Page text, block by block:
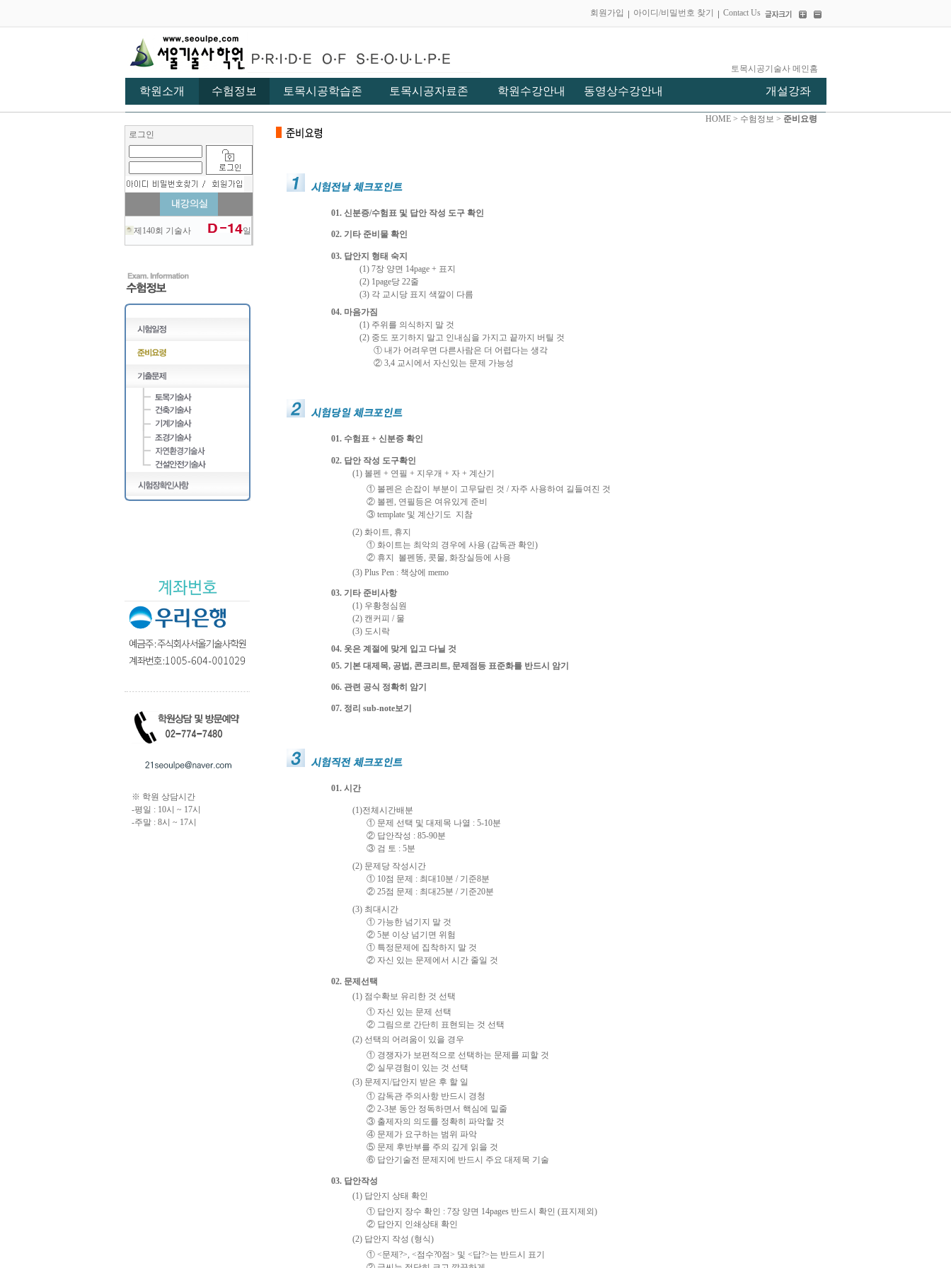
회원가입 아이디/비밀번호 찾기 Contact Us
토목시공기술사 메인홈
학원소개 수험정보 토목시공학습존 토목시공자료존 학원수강안내 동영상수강안내 개설강좌
HOME > 수험정보 > 준비요령
로그인
제140회 기술사 일
※ 학원 상담시간
-평일 : 10시 ~ 17시
-주말 : 8시 ~ 17시
01. 신분증/수험표 및 답안 작성 도구 확인
02. 기타 준비물 확인
03. 답안지 형태 숙지
(1) 7장 양면 14page + 표지
(2) 1page당 22줄
(3) 각 교시당 표지 색깔이 다름
04. 마음가짐
(1) 주위를 의식하지 말 것
(2) 중도 포기하지 말고 인내심을 가지고 끝까지 버틸 것
① 내가 어려우면 다른사람은 더 어렵다는 생각
② 3,4 교시에서 자신있는 문제 가능성
01. 수험표 + 신분증 확인
02. 답안 작성 도구확인
(1) 볼펜 + 연필 + 지우개 + 자 + 계산기
① 볼펜은 손잡이 부분이 고무달린 것 / 자주 사용하여 길들여진 것
② 볼펜, 연필등은 여유있게 준비
③ template 및 계산기도 지참
(2) 화이트, 휴지
① 화이트는 최악의 경우에 사용 (감독관 확인)
② 휴지 볼펜똥, 콧물, 화장실등에 사용
(3) Plus Pen : 책상에 memo
03. 기타 준비사항
(1) 우황청심원
(2) 캔커피 / 물
(3) 도시락
04. 옷은 계절에 맞게 입고 다닐 것
05. 기본 대제목, 공법, 콘크리트, 문제점등 표준화를 반드시 암기
06. 관련 공식 정확히 암기
07. 정리 sub-note보기
01. 시간
(1)전체시간배분
① 문제 선택 및 대제목 나열 : 5-10분
② 답안작성 : 85-90분
③ 검 토 : 5분
(2) 문제당 작성시간
① 10점 문제 : 최대10분 / 기준8분
② 25점 문제 : 최대25분 / 기준20분
(3) 최대시간
① 가능한 넘기지 말 것
② 5분 이상 넘기면 위험
① 특정문제에 집착하지 말 것
② 자신 있는 문제에서 시간 줄일 것
02. 문제선택
(1) 점수확보 유리한 것 선택
① 자신 있는 문제 선택
② 그림으로 간단히 표현되는 것 선택
(2) 선택의 어려움이 있을 경우
① 경쟁자가 보편적으로 선택하는 문제를 피할 것
② 실무경험이 있는 것 선택
(3) 문제지/답안지 받은 후 할 일
① 감독관 주의사항 반드시 경청
② 2-3분 동안 정독하면서 핵심에 밑줄
③ 출제자의 의도를 정확히 파악할 것
④ 문제가 요구하는 범위 파악
⑤ 문제 후반부를 주의 깊게 읽을 것
⑥ 답안기술전 문제지에 반드시 주요 대제목 기술
03. 답안작성
(1) 답안지 상태 확인
① 답안지 장수 확인 : 7장 양면 14pages 반드시 확인 (표지제외)
② 답안지 인쇄상태 확인
(2) 답안지 작성 (형식)
① <문제?>, <점수?0점> 및 <답?>는 반드시 표기